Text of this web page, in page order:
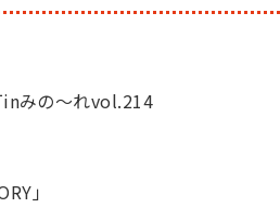
みの～れvol.214
」